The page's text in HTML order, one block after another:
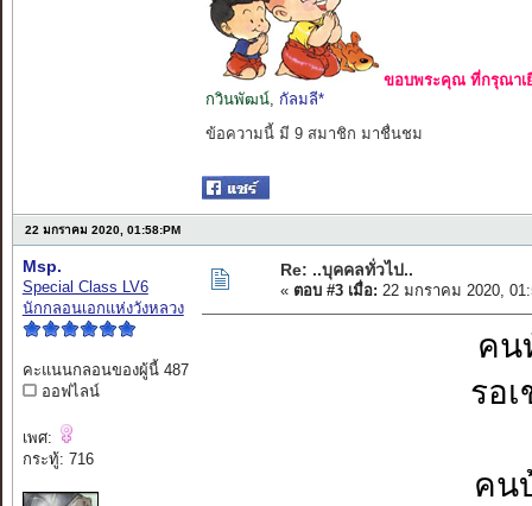
ขอบพระคุณ ที่กรุณาเ
กวินพัฒน์, กัลมลี*
ข้อความนี้ มี 9 สมาชิก มาชื่นชม
22 มกราคม 2020, 01:58:PM
Msp.
Special Class LV6
นักกลอนเอกแห่งวังหลวง
คะแนนกลอนของผู้นี้ 487
ออฟไลน์
เพศ:
กระทู้: 716
Re: ..บุคคลทั่วไป..
« ตอบ #3 เมื่อ: 22 มกราคม 2020,
คน
รอ
คน